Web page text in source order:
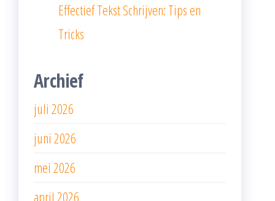
Effectief Tekst Schrijven: Tips en
Tricks
Archief
juli 2026
juni 2026
mei 2026
april 2026